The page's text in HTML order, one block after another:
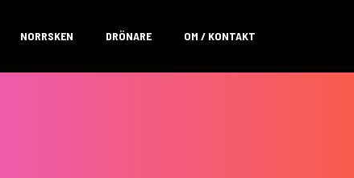
NORRSKEN DRÖNARE OM / KONTAKT